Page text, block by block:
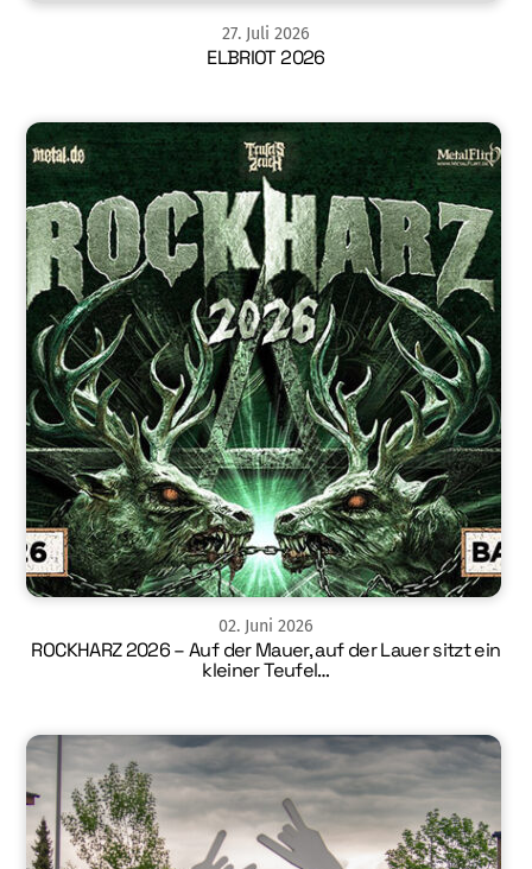
27. Juli 2026
ELBRIOT 2026
02. Juni 2026
ROCKHARZ 2026 – Auf der Mauer, auf der Lauer sitzt ein
kleiner Teufel…